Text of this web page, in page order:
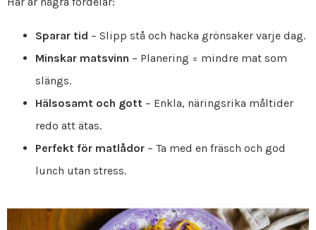
Sparar tid – Slipp stå och hacka grönsaker varje dag.
Minskar matsvinn – Planering = mindre mat som
slängs.
Hälsosamt och gott – Enkla, näringsrika måltider
redo att ätas.
Perfekt för matlådor – Ta med en fräsch och god
lunch utan stress.